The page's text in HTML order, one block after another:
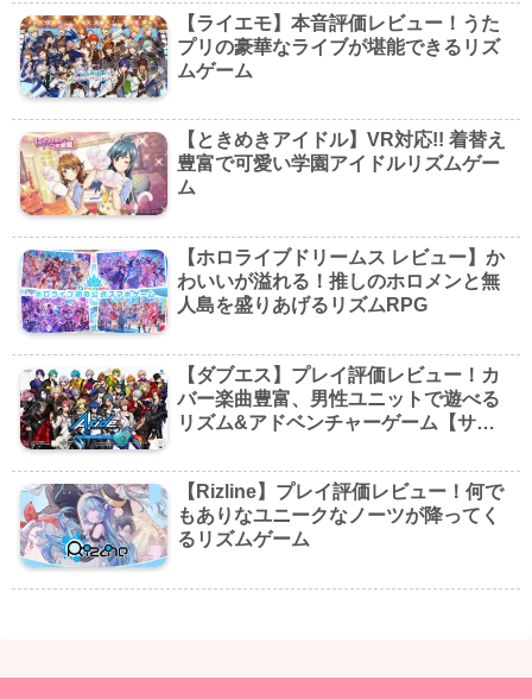
【ライエモ】本音評価レビュー！うた
プリの豪華なライブが堪能できるリズ
ムゲーム
【ときめきアイドル】VR対応!! 着替え
豊富で可愛い学園アイドルリズムゲー
ム
【ホロライブドリームス レビュー】か
わいいが溢れる！推しのホロメンと無
人島を盛りあげるリズムRPG
【ダブエス】プレイ評価レビュー！カ
バー楽曲豊富、男性ユニットで遊べる
リズム&アドベンチャーゲーム【サ
【Rizline】プレイ評価レビュー！何で
もありなユニークなノーツが降ってく
るリズムゲーム